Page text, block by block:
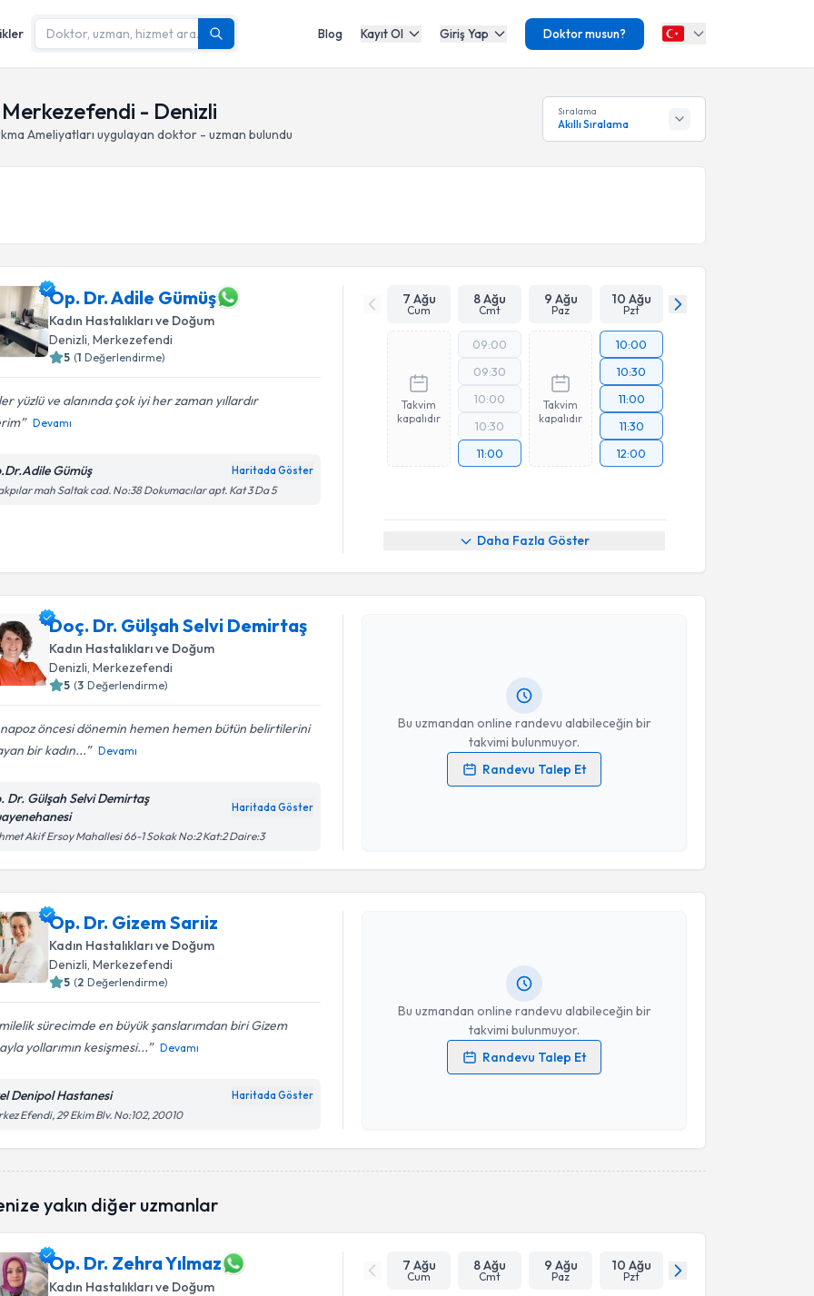
Blog Kayıt Ol Giriş Yap Doktor musun?
- Denizli
Ameliyatları uygulayan doktor - uzman bulundu
Sıralama
Akıllı Sıralama
Op. Dr. Adile Gümüş
Kadın Hastalıkları ve Doğum
Denizli, Merkezefendi
5 (1 Değerlendirme)
yüzlü ve alanında çok iyi her zaman yıllardır
Devamı
Gümüş Haritada Göster
mah Saltak cad. No:38 Dokumacılar apt. Kat 3 Da 5
7 Ağu
Cum
8 Ağu
Cmt
9 Ağu
Paz
10 Ağu
Pzt
Takvim
kapalıdır
09:00
09:30
10:00
10:30
11:00
Takvim
kapalıdır
10:00
10:30
11:00
11:30
12:00
Daha Fazla Göster
Doç. Dr. Gülşah Selvi Demirtaş
Kadın Hastalıkları ve Doğum
Denizli , Merkezefendi
5 (3 Değerlendirme)
öncesi dönemin hemen hemen bütün belirtilerini
bir kadın...
Devamı
Dr. Gülşah Selvi Demirtaş
Haritada Göster
Akif Ersoy Mahallesi 66-1 Sokak No:2 Kat:2 Daire:3
Bu uzmandan online randevu alabileceğin bir
takvimi bulunmuyor.
Randevu Talep Et
Kişisel verilerimin işlenmesine ilişkinAydınlatma Metni
Op. Dr. Gizem Sarıiz
Kadın Hastalıkları ve Doğum
Denizli , Merkezefendi
5 (2 Değerlendirme)
sürecimde en büyük şanslarımdan biri Gizem
yollarımın kesişmesi...
Devamı
Denipol Hastanesi Haritada Göster
Efendi, 29 Ekim Blv. No:102, 20010
Bu uzmandan online randevu alabileceğin bir
takvimi bulunmuyor.
Randevu Talep Et
Randevu Takvimi Talebi
Op. Dr. Gizem Sarıiz
Kişisel verilerimin işlenmesine ilişkinAydınlatma Metni
Takvim Talebini Gönder
yakın diğer uzmanlar
Op. Dr. Zehra Yılmaz
Kadın Hastalıkları ve Doğum
7 Ağu
Cum
8 Ağu
Cmt
9 Ağu
Paz
10 Ağu
Pzt